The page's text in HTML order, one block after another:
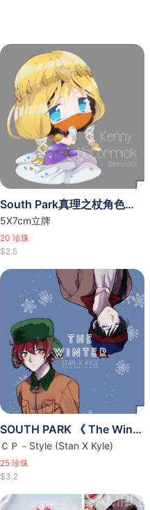
South Park真理之杖角色立牌- kenny款
5X7cm立牌
20 珍珠
$2.5
SOUTH PARK 《 The Winter 》
ＣＰ－Style (Stan X Kyle)
25 珍珠
$3.2